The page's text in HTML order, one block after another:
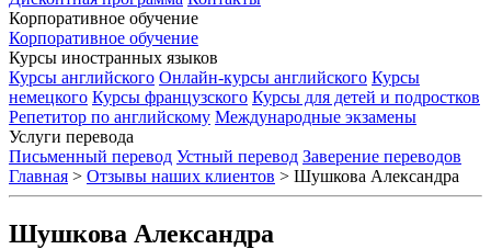
Корпоративное обучение
Корпоративное обучение
Курсы иностранных языков
Курсы английского Онлайн-курсы английского Курсы
немецкого Курсы французского Курсы для детей и подростков
Репетитор по английскому Международные экзамены
Услуги перевода
Письменный перевод Устный перевод Заверение переводов
Главная > Отзывы наших клиентов > Шушкова Александра
Шушкова Александра